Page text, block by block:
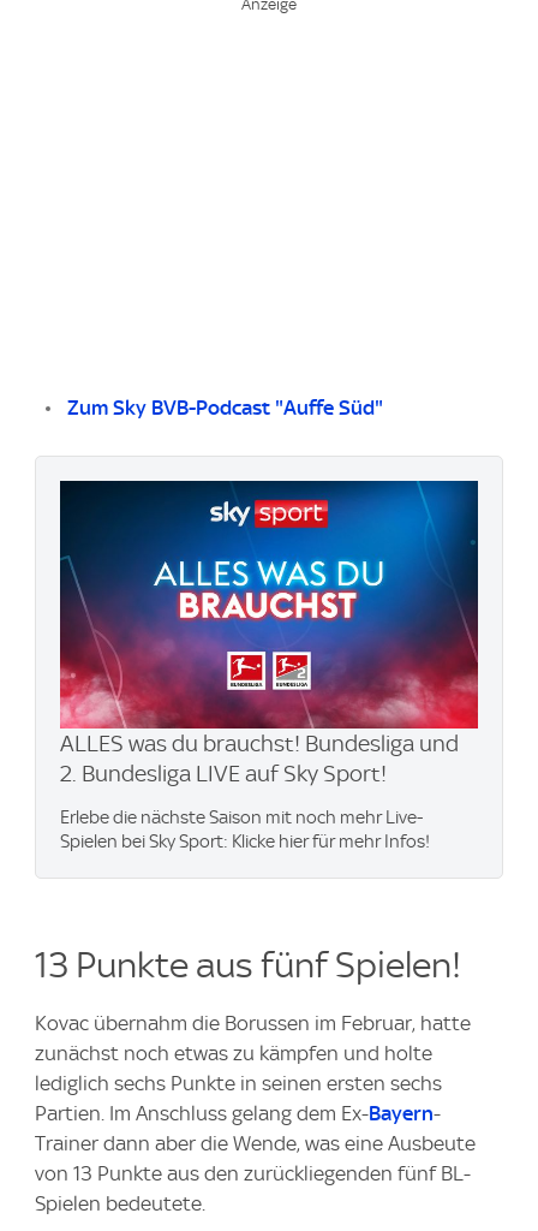
Zum Sky BVB-Podcast "Auffe Süd"
ALLES was du brauchst! Bundesliga und
2. Bundesliga LIVE auf Sky Sport!
Erlebe die nächste Saison mit noch mehr Live-
Spielen bei Sky Sport: Klicke hier für mehr Infos!
13 Punkte aus fünf Spielen!
Kovac übernahm die Borussen im Februar, hatte
zunächst noch etwas zu kämpfen und holte
lediglich sechs Punkte in seinen ersten sechs
Partien. Im Anschluss gelang dem Ex-Bayern-
Trainer dann aber die Wende, was eine Ausbeute
von 13 Punkte aus den zurückliegenden fünf BL-
Spielen bedeutete.